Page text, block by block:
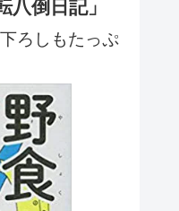
八倒日記」
ろしもたっぷ